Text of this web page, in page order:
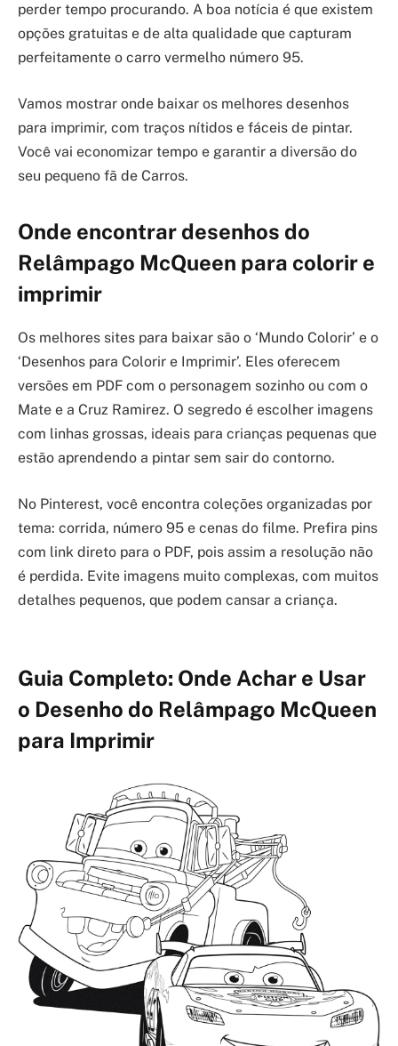
perder tempo procurando. A boa notícia é que existem
opções gratuitas e de alta qualidade que capturam
perfeitamente o carro vermelho número 95.
Vamos mostrar onde baixar os melhores desenhos
para imprimir, com traços nítidos e fáceis de pintar.
Você vai economizar tempo e garantir a diversão do
seu pequeno fã de Carros.
Onde encontrar desenhos do
Relâmpago McQueen para colorir e
imprimir
Os melhores sites para baixar são o ‘Mundo Colorir’ e o
‘Desenhos para Colorir e Imprimir’. Eles oferecem
versões em PDF com o personagem sozinho ou com o
Mate e a Cruz Ramirez. O segredo é escolher imagens
com linhas grossas, ideais para crianças pequenas que
estão aprendendo a pintar sem sair do contorno.
No Pinterest, você encontra coleções organizadas por
tema: corrida, número 95 e cenas do filme. Prefira pins
com link direto para o PDF, pois assim a resolução não
é perdida. Evite imagens muito complexas, com muitos
detalhes pequenos, que podem cansar a criança.
Guia Completo: Onde Achar e Usar
o Desenho do Relâmpago McQueen
para Imprimir